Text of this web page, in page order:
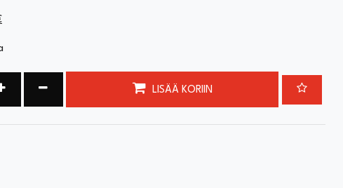
määrää
Vähennä määrää LISÄÄ KORIIN